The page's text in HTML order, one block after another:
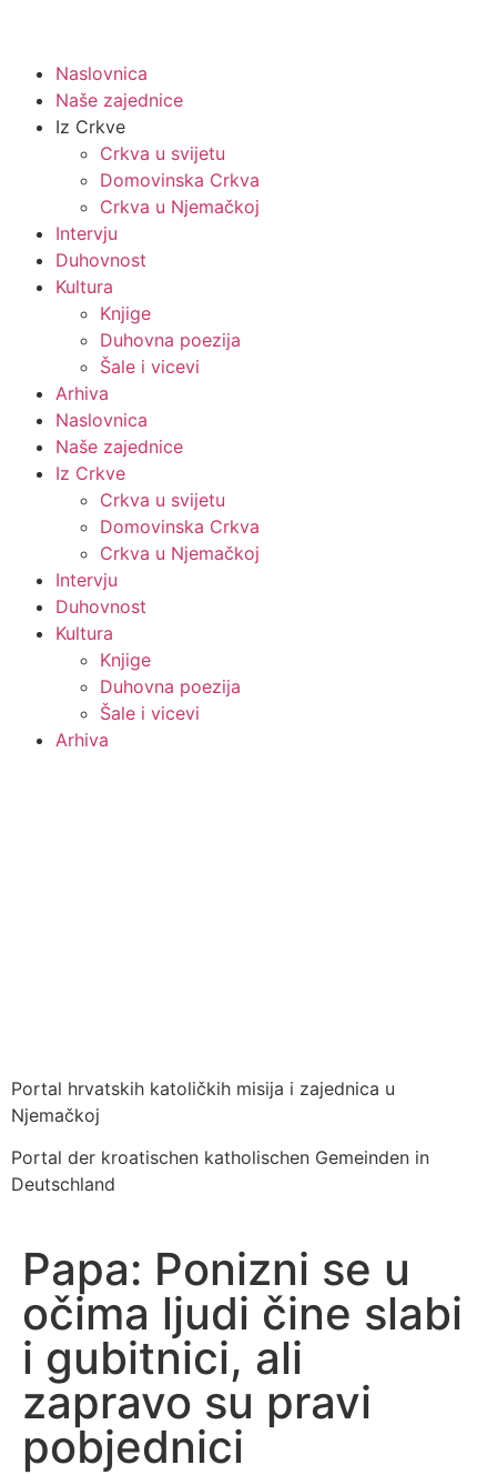
Naslovnica
Naše zajednice
Iz Crkve
Crkva u svijetu
Domovinska Crkva
Crkva u Njemačkoj
Intervju
Duhovnost
Kultura
Knjige
Duhovna poezija
Šale i vicevi
Arhiva
Naslovnica
Naše zajednice
Iz Crkve
Crkva u svijetu
Domovinska Crkva
Crkva u Njemačkoj
Intervju
Duhovnost
Kultura
Knjige
Duhovna poezija
Šale i vicevi
Arhiva
Portal hrvatskih katoličkih misija i zajednica u
Njemačkoj
Portal der kroatischen katholischen Gemeinden in
Deutschland
Papa: Ponizni se u
očima ljudi čine slabi
i gubitnici, ali
zapravo su pravi
pobjednici